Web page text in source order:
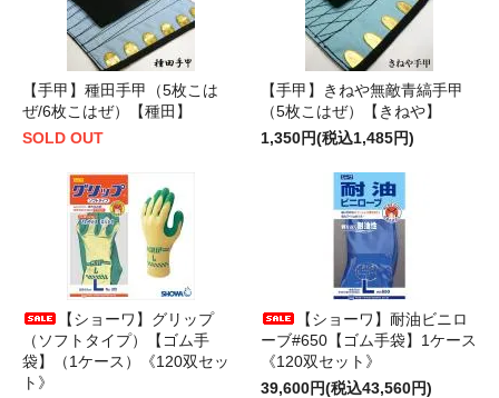
【手甲】種田手甲（5枚こは
ぜ/6枚こはぜ）【種田】
SOLD OUT
【手甲】きねや無敵青縞手甲
（5枚こはぜ）【きねや】
1,350円(税込1,485円)
【ショーワ】グリップ
（ソフトタイプ）【ゴム手
袋】（1ケース）《120双セッ
ト》
【ショーワ】耐油ビニロ
ーブ#650【ゴム手袋】1ケース
《120双セット》
39,600円(税込43,560円)